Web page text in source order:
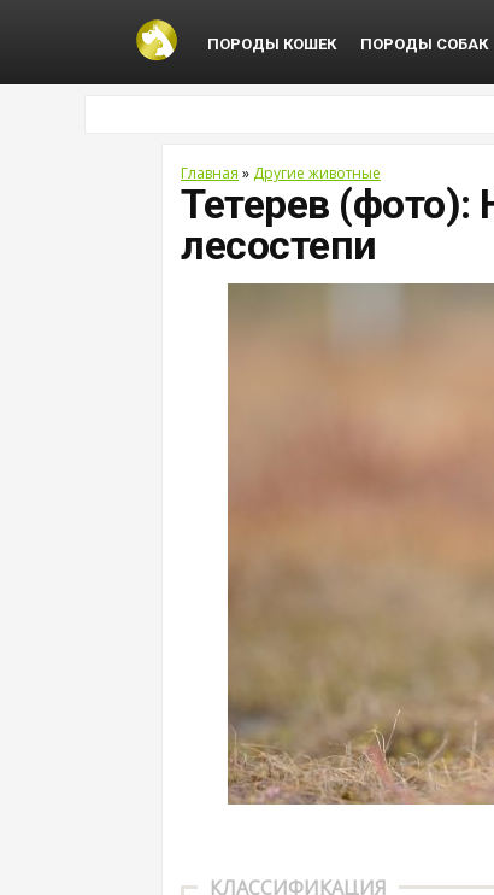
ПОРОДЫ КОШЕК ПОРОДЫ СОБАК
Главная » Другие животные
Тетерев
лесостепи
КЛАССИФИКАЦИЯ